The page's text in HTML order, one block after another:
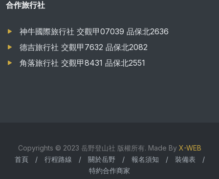
合作旅行社
神牛國際旅行社 交觀甲07039 品保北2636
德吉旅行社 交觀甲7632 品保北2082
角落旅行社 交觀甲8431 品保北2551
Copyrights © 2023 岳野登山社 版權所有. Made By X-WEB
首頁
/ 行程路線 / 關於岳野 / 報名須知 / 裝備表
/
特約合作商家